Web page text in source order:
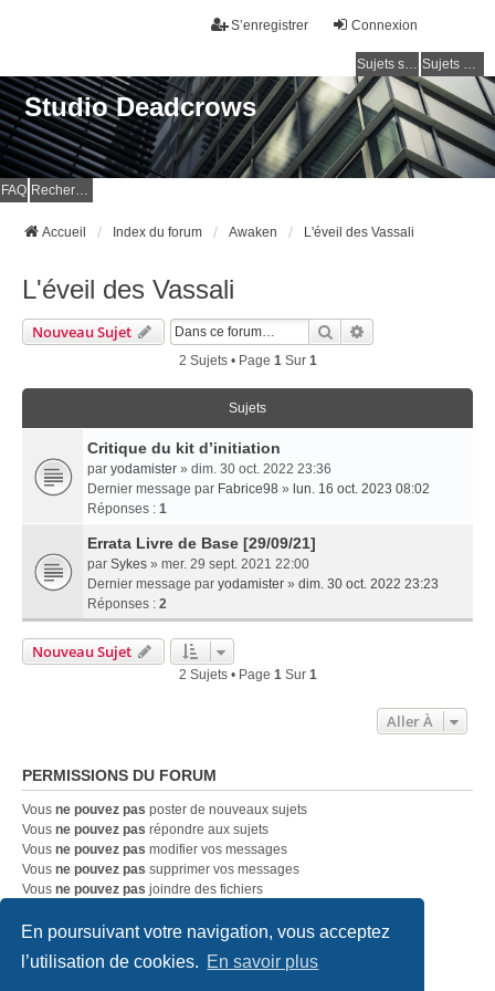
En poursuivant votre navigation, vous acceptez
l’utilisation de cookies. En savoir plus
Connexion
S’enregistrer
Sujets sans réponse Sujets actifs
Studio Deadcrows
FAQ Rechercher
Accueil Index du forum Awaken L'éveil des Vassali
L'éveil des Vassali
Nouveau Sujet Rechercher
2 Sujets • Page 1Sur 1
Sujets
Critique du kit d’initiation
par yodamister » dim. 30 oct. 2022 23:36
Dernier message par Fabrice98 » lun. 16 oct. 2023 08:02
Réponses : 1
Errata Livre de Base [29/09/21]
par Sykes » mer. 29 sept. 2021 22:00
Dernier message par yodamister » dim. 30 oct. 2022 23:23
Réponses : 2
Nouveau Sujet
2 Sujets • Page 1Sur 1
Aller À
PERMISSIONS DU FORUM
Vous ne pouvez pas poster de nouveaux sujets
Vous ne pouvez pas répondre aux sujets
Vous ne pouvez pas modifier vos messages
Vous ne pouvez pas supprimer vos messages
Vous ne pouvez pas joindre des fichiers
Accueil Index du forum Nous contacter